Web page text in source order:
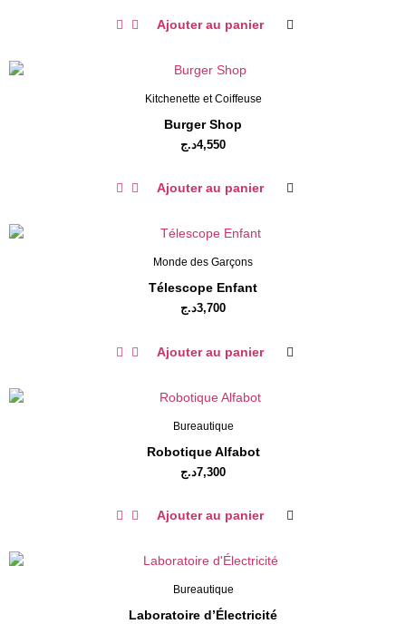
Ajouter au panier
Kitchenette et Coiffeuse
Burger Shop
4,550د.ج
Ajouter au panier
Monde des Garçons
Télescope Enfant
3,700د.ج
Ajouter au panier
Bureautique
Robotique Alfabot
7,300د.ج
Ajouter au panier
Bureautique
Laboratoire d’Électricité